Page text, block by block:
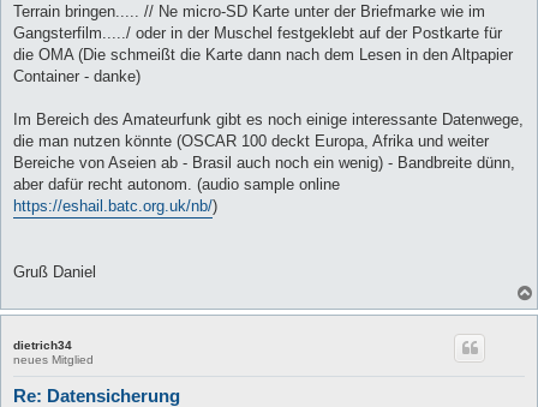
Terrain bringen..... // Ne micro-SD Karte unter der Briefmarke wie im
Gangsterfilm...../ oder in der Muschel festgeklebt auf der Postkarte für
die OMA (Die schmeißt die Karte dann nach dem Lesen in den Altpapier
Container - danke)
Im Bereich des Amateurfunk gibt es noch einige interessante Datenwege,
die man nutzen könnte (OSCAR 100 deckt Europa, Afrika und weiter
Bereiche von Aseien ab - Brasil auch noch ein wenig) - Bandbreite dünn,
aber dafür recht autonom. (audio sample online
https://eshail.batc.org.uk/nb/)
Gruß Daniel
dietrich34
neues Mitglied
Re: Datensicherung